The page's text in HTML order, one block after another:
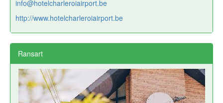
info@hotelcharleroiairport.be
http://www.hotelcharleroiairport.be
Ransart